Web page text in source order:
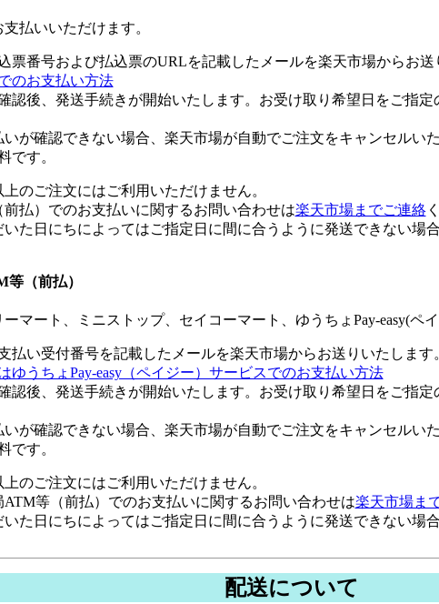
払いいただけます。
票番号および払込票のURLを記載したメールを楽天市場からお送
のお支払い方法
認後、発送手続きが開始いたします。お受け取り希望日をご指
が確認できない場合、楽天市場が自動でご注文をキャンセルいた
です。
のご注文にはご利用いただけません。
払）でのお支払いに関するお問い合わせは楽天市場までご連絡
た日にちによってはご指定日に間に合うように発送できない場
（前払）
マート、ミニストップ、セイコーマート、ゆうちょPay-easy(ペ
払い受付番号を記載したメールを楽天市場からお送りいたします。
ゆうちょPay-easy（ペイジー）サービスでのお支払い方法
認後、発送手続きが開始いたします。お受け取り希望日をご指
が確認できない場合、楽天市場が自動でご注文をキャンセルいた
です。
のご注文にはご利用いただけません。
等（前払）でのお支払いに関するお問い合わせは楽天市場ま
た日にちによってはご指定日に間に合うように発送できない場
配送について